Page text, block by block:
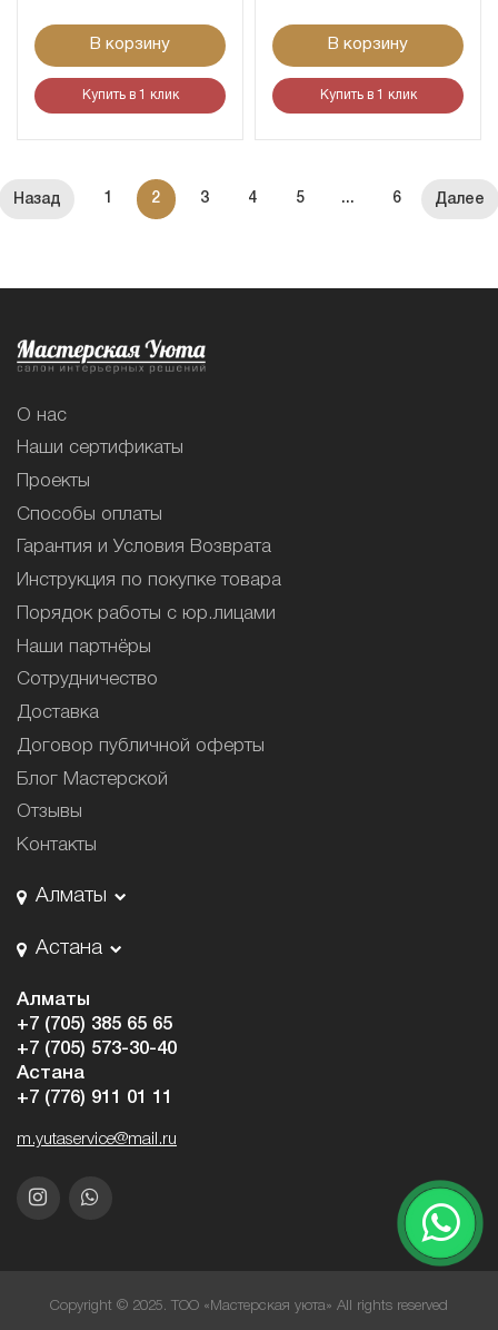
В корзину
Купить в 1 клик
В корзину
Купить в 1 клик
1 2 3 4 5 ... 6
О нас
Наши сертификаты
Проекты
Способы оплаты
Гарантия и Условия Возврата
Инструкция по покупке товара
Порядок работы с юр.лицами
Наши партнёры
Сотрудничество
Доставка
Договор публичной оферты
Блог Мастерской
Отзывы
Контакты
Алматы
Астана
Алматы
+7 (705) 385 65 65
+7 (705) 573-30-40
Астана
+7 (776) 911 01 11
m.yutaservice@mail.ru
Copyright © 2025. ТОО «Мастерская уюта» All rights reserved